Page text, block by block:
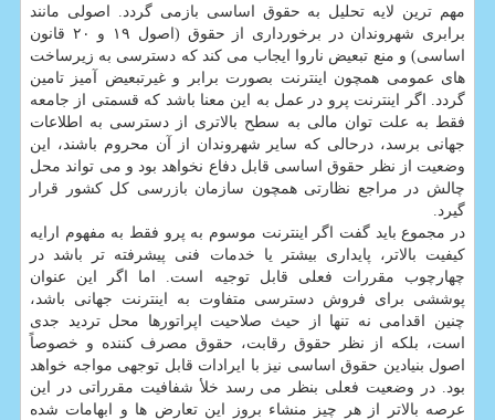
مهم ترین لایه تحلیل به حقوق اساسی بازمی گردد. اصولی مانند
برابری شهروندان در برخورداری از حقوق (اصول ۱۹ و ۲۰ قانون
اساسی) و منع تبعیض ناروا ایجاب می کند که دسترسی به زیرساخت
های عمومی همچون اینترنت بصورت برابر و غیرتبعیض آمیز تامین
گردد. اگر اینترنت پرو در عمل به این معنا باشد که قسمتی از جامعه
فقط به علت توان مالی به سطح بالاتری از دسترسی به اطلاعات
جهانی برسد، درحالی که سایر شهروندان از آن محروم باشند، این
وضعیت از نظر حقوق اساسی قابل دفاع نخواهد بود و می تواند محل
چالش در مراجع نظارتی همچون سازمان بازرسی کل کشور قرار
گیرد.
در مجموع باید گفت اگر اینترنت موسوم به پرو فقط به مفهوم ارایه
کیفیت بالاتر، پایداری بیشتر یا خدمات فنی پیشرفته تر باشد در
چهارچوب مقررات فعلی قابل توجیه است. اما اگر این عنوان
پوششی برای فروش دسترسی متفاوت به اینترنت جهانی باشد،
چنین اقدامی نه تنها از حیث صلاحیت اپراتورها محل تردید جدی
است، بلکه از نظر حقوق رقابت، حقوق مصرف کننده و خصوصاً
اصول بنیادین حقوق اساسی نیز با ایرادات قابل توجهی مواجه خواهد
بود. در وضعیت فعلی بنظر می رسد خلأ شفافیت مقرراتی در این
عرصه بالاتر از هر چیز منشاء بروز این تعارض ها و ابهامات شده